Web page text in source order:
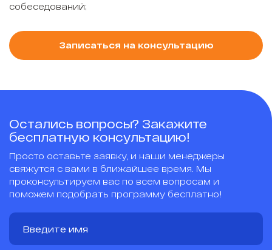
собеседований;
Записаться на консультацию
Остались вопросы? Закажите
бесплатную консультацию!
Просто оставьте заявку, и наши менеджеры
свяжутся с вами в ближайшее время. Мы
проконсультируем вас по всем вопросам и
поможем подобрать программу бесплатно!